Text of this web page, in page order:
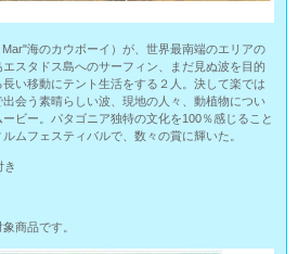
海のカウボーイ）が、世界最南端のエリアの
スタドス島へのサーフィン、まだ見ぬ波を目的
い移動にテント生活をする２人。決して楽では
会う素晴らしい波、現地の人々、動植物につい
ビー。パタゴニア独特の文化を100％感じること
ムフェスティバルで、数々の賞に輝いた。
商品です。